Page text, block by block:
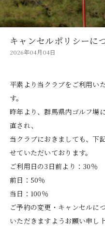
キャンセルポリシーに
2026年04月04日
平素より当クラブをご利用い
す。
昨年より、群馬県内ゴルフ場
直され、
当クラブにおきましても、下
せていただいております。
ご利用日の3日前より：30％
前日：50％
当日：100％
ご予約の変更・キャンセルに
いただきますようお願い申し上